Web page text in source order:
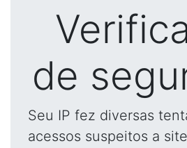
de
Seu IP fez diversas
acessos suspeitos a